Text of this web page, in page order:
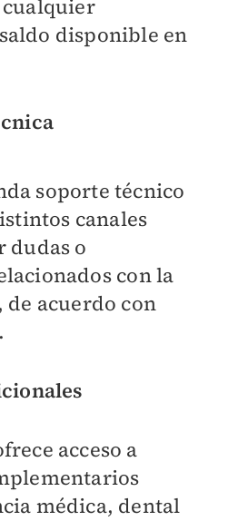
disponible en
soporte técnico
canales
dudas o
con la
de acuerdo con
acceso a
médica, dental